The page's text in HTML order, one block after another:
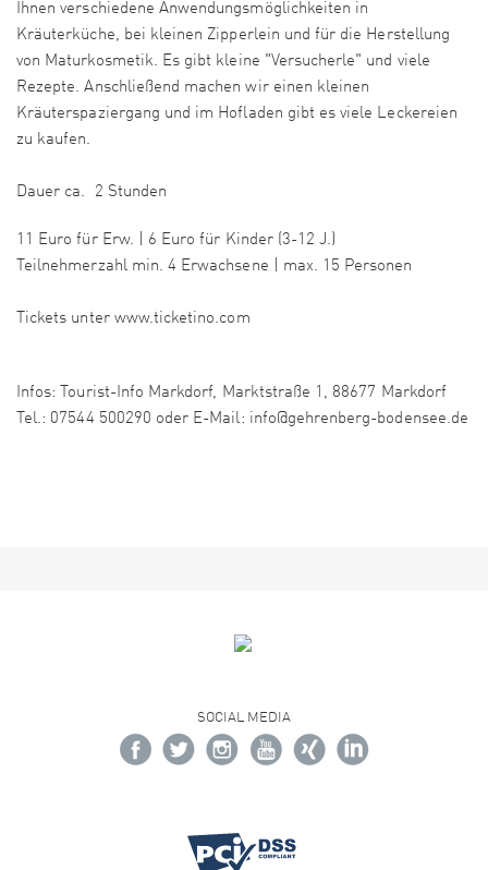
Ihnen verschiedene Anwendungsmöglichkeiten in
Kräuterküche, bei kleinen Zipperlein und für die Herstellung
von Maturkosmetik. Es gibt kleine "Versucherle" und viele
Rezepte. Anschließend machen wir einen kleinen
Kräuterspaziergang und im Hofladen gibt es viele Leckereien
zu kaufen.
Dauer ca. 2 Stunden
11 Euro für Erw. | 6 Euro für Kinder (3-12 J.)
Teilnehmerzahl min. 4 Erwachsene | max. 15 Personen
Tickets unter www.ticketino.com
Infos: Tourist-Info Markdorf, Marktstraße 1, 88677 Markdorf
Tel.: 07544 500290 oder E-Mail: info@gehrenberg-bodensee.de
SOCIAL MEDIA